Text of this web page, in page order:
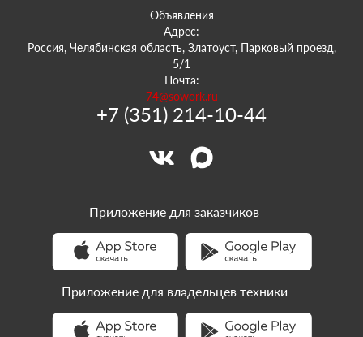
Объявления
Адрес:
Россия, Челябинская область, Златоуст, Парковый проезд,
5/1
Почта:
74@sowork.ru
+7 (351) 214-10-44
Приложение для заказчиков
Приложение для владельцев техники